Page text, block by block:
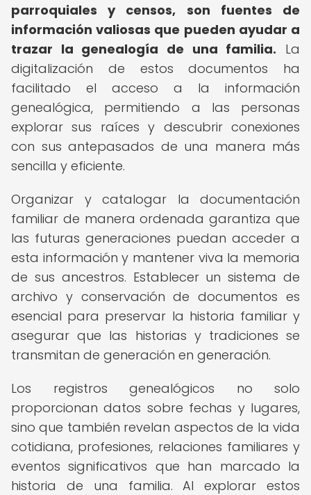
parroquiales y censos, son fuentes de
información valiosas que pueden ayudar a
trazar la genealogía de una familia. La
digitalización de estos documentos ha
facilitado el acceso a la información
genealógica, permitiendo a las personas
explorar sus raíces y descubrir conexiones
con sus antepasados de una manera más
sencilla y eficiente.
Organizar y catalogar la documentación
familiar de manera ordenada garantiza que
las futuras generaciones puedan acceder a
esta información y mantener viva la memoria
de sus ancestros. Establecer un sistema de
archivo y conservación de documentos es
esencial para preservar la historia familiar y
asegurar que las historias y tradiciones se
transmitan de generación en generación.
Los registros genealógicos no solo
proporcionan datos sobre fechas y lugares,
sino que también revelan aspectos de la vida
cotidiana, profesiones, relaciones familiares y
eventos significativos que han marcado la
historia de una familia. Al explorar estos